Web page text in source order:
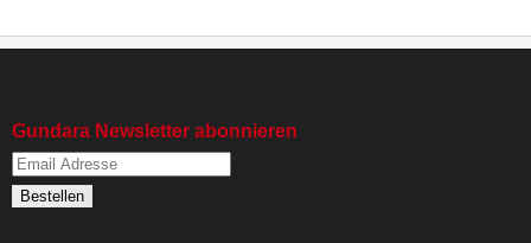
Gundara Newsletter abonnieren